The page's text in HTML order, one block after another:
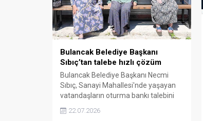
Bulancak Belediye Başkanı
Sıbıç’tan talebe hızlı çözüm
Bulancak Belediye Başkanı Necmi
Sıbıç, Sanayi Mahallesi'nde yaşayan
vatandaşların oturma bankı talebini
kısa sürede yerine getirdi. Mahalleye
yerleştirilen yeni oturma bankı,
22.07.2026